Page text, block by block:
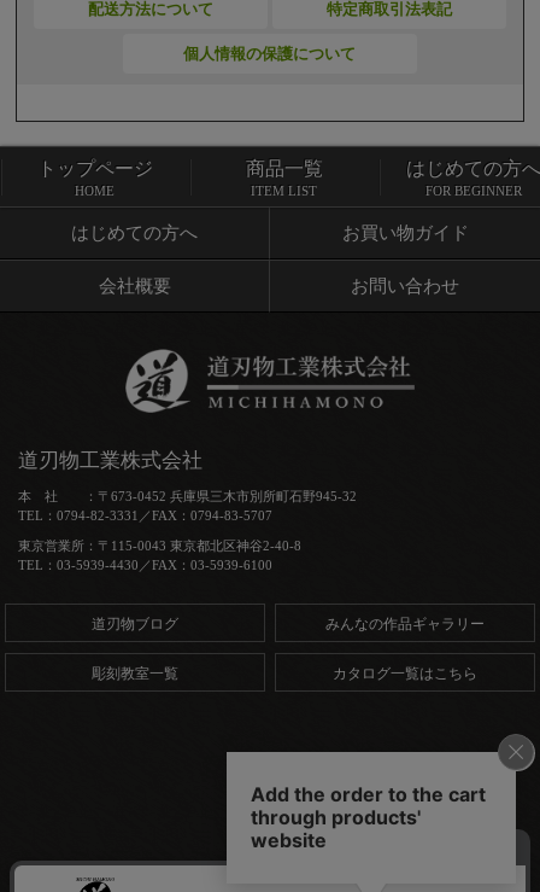
配送方法について 特定商取引法表記
個人情報の保護について
トップページ 商品一覧
はじめての方へ お買い物ガイド
会社概要 お問い合わせ
トップページ
HOME
商品一覧
ITEM LIST
はじめての方へ
FOR BEGINNER
道刃物工業株式会社
本 社 ：〒673-0452 兵庫県三木市別所町石野945-32
TEL：0794-82-3331／FAX：0794-83-5707
東京営業所：〒115-0043 東京都北区神谷2-40-8
TEL：03-5939-4430／FAX：03-5939-6100
道刃物ブログ みんなの作品ギャラリー
彫刻教室一覧 カタログ一覧はこちら